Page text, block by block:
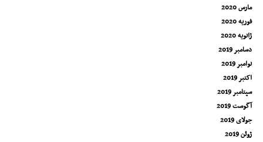
مارس 2020
فوریه 2020
ژانویه 2020
دسامبر 2019
نوامبر 2019
اکتبر 2019
سپتامبر 2019
آگوست 2019
جولای 2019
ژوئن 2019